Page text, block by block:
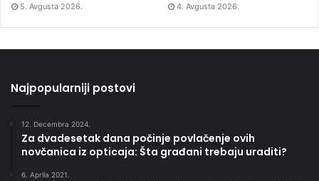
5. Avgusta 2026. 4. Avgusta 2026.
Najpopularniji postovi
12. Decembra 2024.
Za dvadesetak dana počinje povlačenje ovih
novčanica iz opticaja: Šta građani trebaju uraditi?
6. Aprila 2021.